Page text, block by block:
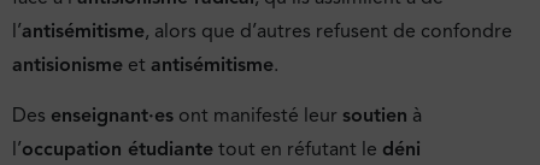
l’antisémitisme, alors que d’autres refusent de confondre
antisionisme et antisémitisme.
Des enseignant·es ont manifesté leur soutien à
l’occupation étudiante tout en réfutant le déni